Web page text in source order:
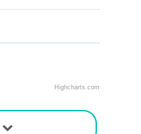
Highcharts.com